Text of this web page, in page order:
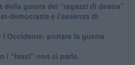
guerra dei “ragazzi di destra”
democrazia e l’assenza di
portare la guerra
i “fasci” non ci parlo